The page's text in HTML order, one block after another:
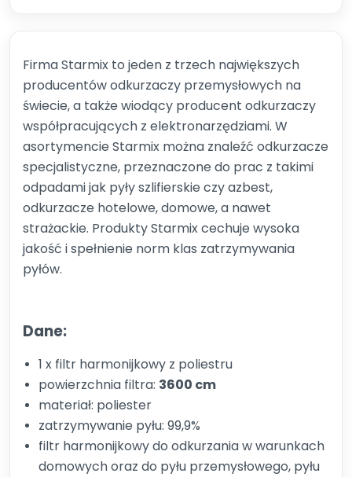
Firma Starmix to jeden z trzech największych
producentów odkurzaczy przemysłowych na
świecie, a także wiodący producent odkurzaczy
współpracujących z elektronarzędziami. W
asortymencie Starmix można znaleźć odkurzacze
specjalistyczne, przeznaczone do prac z takimi
odpadami jak pyły szlifierskie czy azbest,
odkurzacze hotelowe, domowe, a nawet
strażackie. Produkty Starmix cechuje wysoka
jakość i spełnienie norm klas zatrzymywania
pyłów.
Dane:
1 x filtr harmonijkowy z poliestru
powierzchnia filtra: 3600 cm
materiał: poliester
zatrzymywanie pyłu: 99,9%
filtr harmonijkowy do odkurzania w warunkach
domowych oraz do pyłu przemysłowego, pyłu